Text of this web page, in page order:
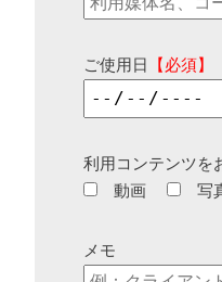
ご使用日 【必須】
利用コンテンツを
動画
写
メモ